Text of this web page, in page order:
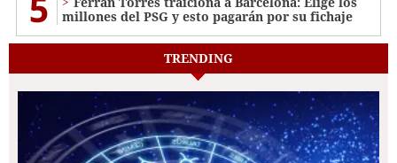
millones del PSG y esto pagarán por su fichaje
TRENDING